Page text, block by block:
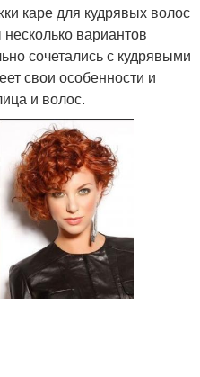
каре для кудрявых волос
вариантов
сочетались с кудрявыми
свои особенности и
и волос.